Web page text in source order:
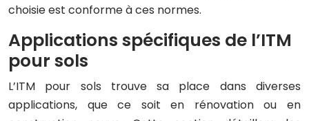
choisie est conforme à ces normes.
Applications spécifiques de l’ITM
pour sols
L’ITM pour sols trouve sa place dans diverses
applications, que ce soit en rénovation ou en